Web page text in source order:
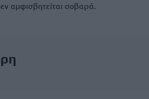
αμφισβητείται σοβαρά.